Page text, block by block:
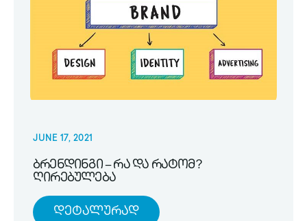
JUNE 17, 2021
ბრენდინგი – რა და რატომ?
ღირებულება
Დეტალურად